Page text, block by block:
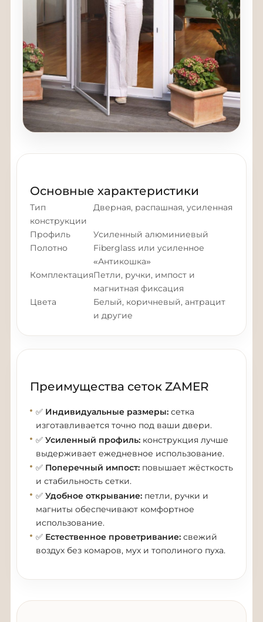
Основные характеристики
Тип
конструкции
Дверная, распашная, усиленная
Профиль
Усиленный алюминиевый
Полотно
Fiberglass или усиленное
«Антикошка»
КомплектацияПетли, ручки, импост и
магнитная фиксация
Цвета
Белый, коричневый, антрацит
и другие
Преимущества сеток ZAMER
✅ Индивидуальные размеры: сетка
изготавливается точно под ваши двери.
✅ Усиленный профиль: конструкция лучше
выдерживает ежедневное использование.
✅ Поперечный импост: повышает жёсткость
и стабильность сетки.
✅ Удобное открывание: петли, ручки и
магниты обеспечивают комфортное
использование.
✅ Естественное проветривание: свежий
воздух без комаров, мух и тополиного пуха.